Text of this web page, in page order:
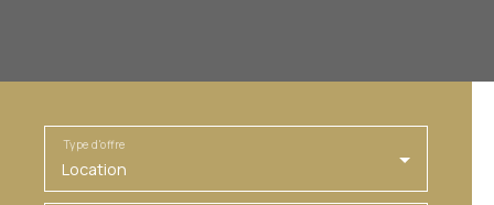
Location
Type d'offre